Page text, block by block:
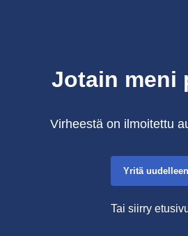
Jotain meni
Virheestä on ilmoitettu
Yritä uudelleen
Tai siirry